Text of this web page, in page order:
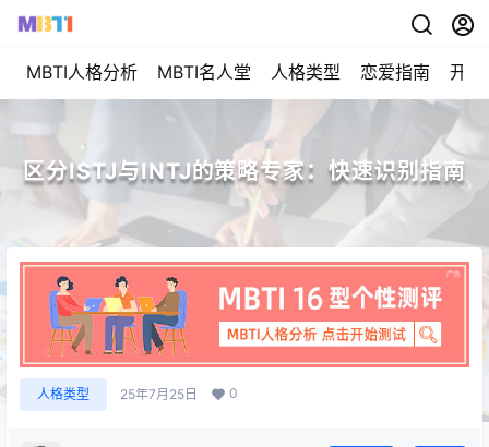
MBTI人格分析 MBTI名人堂 人格类型 恋爱指南 开始
区分ISTJ与INTJ的策略专家：快速识别指南
人格类型 25年7月25日 0